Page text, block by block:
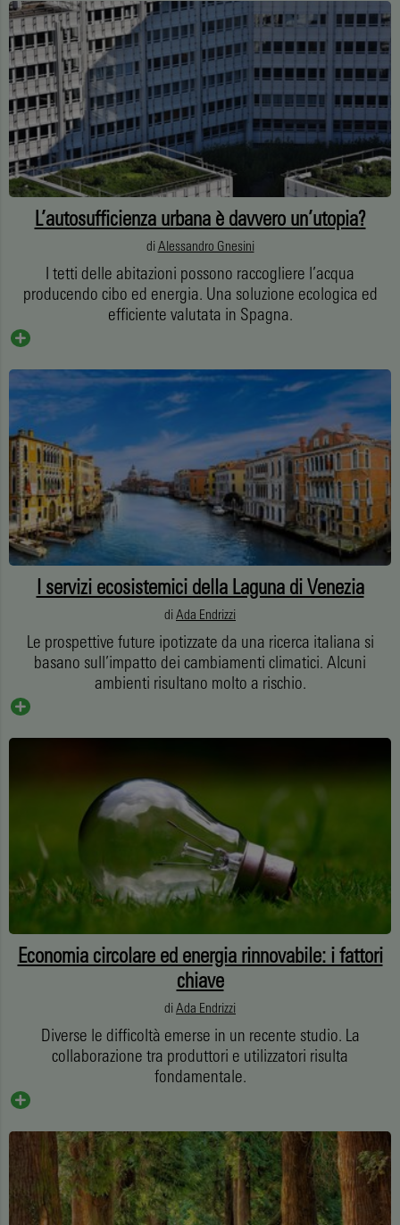
L’autosufficienza urbana è davvero un’utopia?
diAlessandro Gnesini
I tetti delle abitazioni possono raccogliere l’acqua
producendo cibo ed energia. Una soluzione ecologica ed
efficiente valutata in Spagna.
I servizi ecosistemici della Laguna di Venezia
diAda Endrizzi
Le prospettive future ipotizzate da una ricerca italiana si
basano sull’impatto dei cambiamenti climatici. Alcuni
ambienti risultano molto a rischio.
Economia circolare ed energia rinnovabile: i fattori
chiave
diAda Endrizzi
Diverse le difficoltà emerse in un recente studio. La
collaborazione tra produttori e utilizzatori risulta
fondamentale.